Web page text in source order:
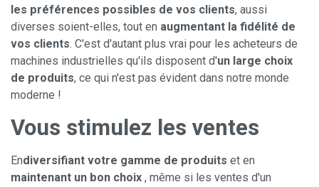
les préférences possibles de vos clients, aussi
diverses soient-elles, tout en augmentant la fidélité de
vos clients. C'est d'autant plus vrai pour les acheteurs de
machines industrielles qu'ils disposent d'un large choix
de produits, ce qui n'est pas évident dans notre monde
moderne !
Vous stimulez les ventes
Endiversifiant votre gamme de produits et en
maintenant un bon choix , même si les ventes d'un